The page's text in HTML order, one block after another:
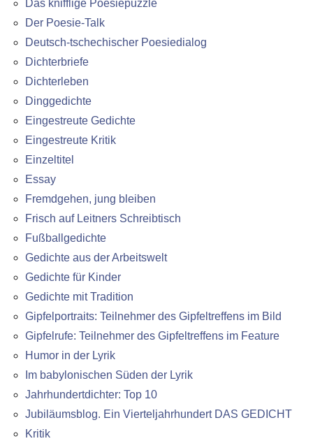
Das knifflige Poesiepuzzle
Der Poesie-Talk
Deutsch-tschechischer Poesiedialog
Dichterbriefe
Dichterleben
Dinggedichte
Eingestreute Gedichte
Eingestreute Kritik
Einzeltitel
Essay
Fremdgehen, jung bleiben
Frisch auf Leitners Schreibtisch
Fußballgedichte
Gedichte aus der Arbeitswelt
Gedichte für Kinder
Gedichte mit Tradition
Gipfelportraits: Teilnehmer des Gipfeltreffens im Bild
Gipfelrufe: Teilnehmer des Gipfeltreffens im Feature
Humor in der Lyrik
Im babylonischen Süden der Lyrik
Jahrhundertdichter: Top 10
Jubiläumsblog. Ein Vierteljahrhundert DAS GEDICHT
Kritik